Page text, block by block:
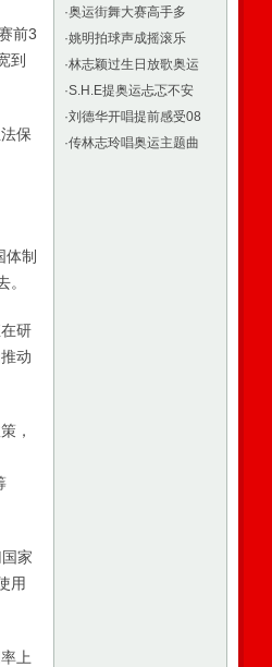
前3
到
保
制
研
动
，
家
用
上
·奥运街舞大赛高手多
·姚明拍球声成摇滚乐
·林志颖过生日放歌奥运
·S.H.E提奥运忐忑不安
·刘德华开唱提前感受08
·传林志玲唱奥运主题曲